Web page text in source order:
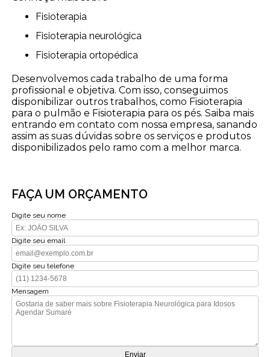
Fisioterapia
Fisioterapia neurológica
Fisioterapia ortopédica
Desenvolvemos cada trabalho de uma forma
profissional e objetiva. Com isso, conseguimos
disponibilizar outros trabalhos, como Fisioterapia
para o pulmão e Fisioterapia para os pés. Saiba mais
entrando em contato com nossa empresa, sanando
assim as suas dúvidas sobre os serviços e produtos
disponibilizados pelo ramo com a melhor marca.
FAÇA UM ORÇAMENTO
Digite seu nome
Digite seu email
Digite seu telefone
Mensagem